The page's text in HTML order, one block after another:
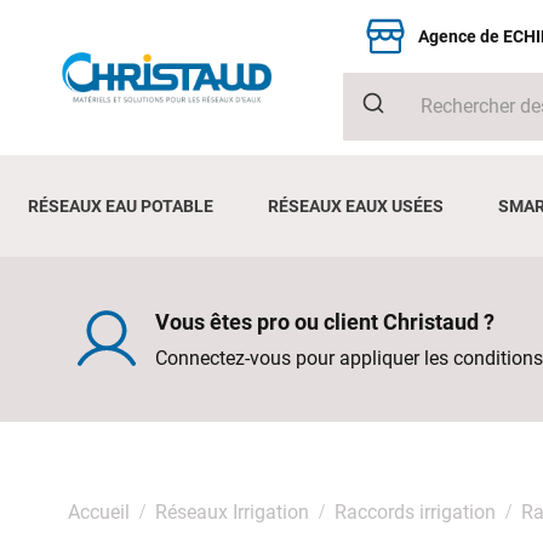
Agence de
RÉSEAUX EAU POTABLE RÉSEAUX EAUX USÉES
Vous êtes pro ou client Christaud ?
Connectez-vous pour appliquer les
Accueil Réseaux Irrigation Raccords irrigation